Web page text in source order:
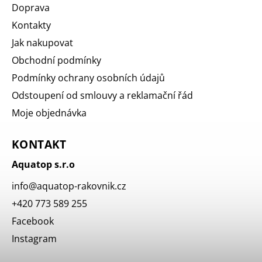
Doprava
Kontakty
Jak nakupovat
Obchodní podmínky
Podmínky ochrany osobních údajů
Odstoupení od smlouvy a reklamační řád
Moje objednávka
KONTAKT
Aquatop s.r.o
info@aquatop-rakovnik.cz
+420 773 589 255
Facebook
Instagram